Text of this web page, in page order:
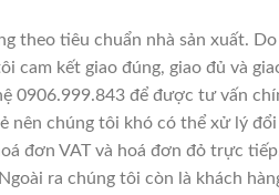
theo tiêu chuẩn nhà sản xuất.
cam kết giao đúng, giao đủ và
0906.999.843 để được tư vấn
nên chúng tôi khó có thể xử lý
đơn VAT và hoá đơn đỏ trực
ra chúng tôi còn là khách